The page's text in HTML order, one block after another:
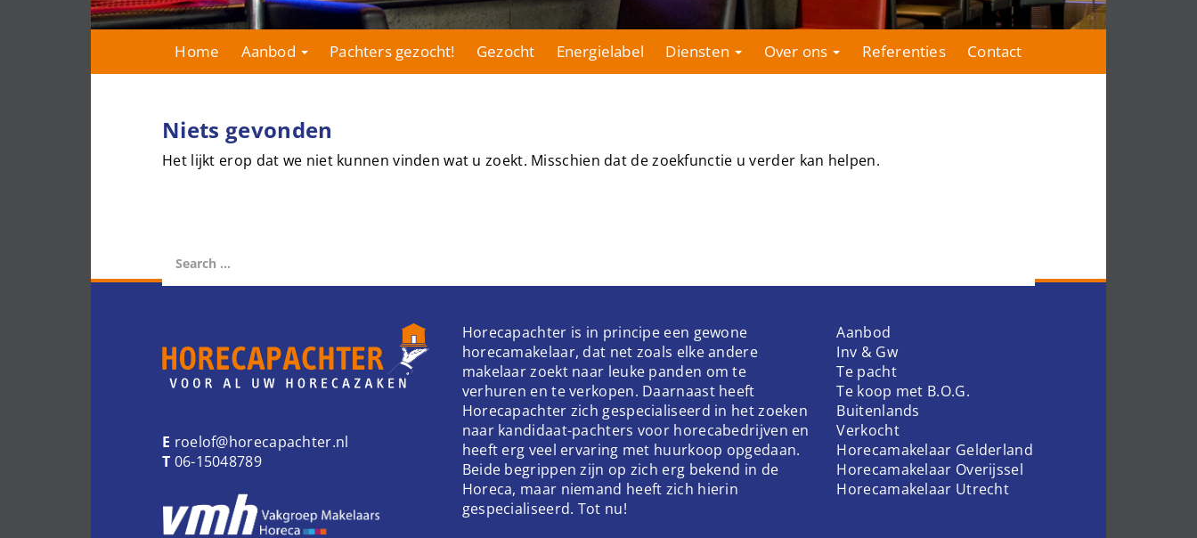
Home Aanbod Pachters gezocht! Gezocht Energielabel Diensten Over ons Referenties Contact
Niets gevonden
Het lijkt erop dat we niet kunnen vinden wat u zoekt. Misschien dat de zoekfunctie u verder kan helpen.
E roelof@horecapachter.nl
T 06-15048789
Horecapachter is in principe een gewone
horecamakelaar, dat net zoals elke andere
makelaar zoekt naar leuke panden om te
verhuren en te verkopen. Daarnaast heeft
Horecapachter zich gespecialiseerd in het zoeken
naar kandidaat-pachters voor horecabedrijven en
heeft erg veel ervaring met huurkoop opgedaan.
Beide begrippen zijn op zich erg bekend in de
Horeca, maar niemand heeft zich hierin
gespecialiseerd. Tot nu!
Aanbod
Inv & Gw
Te pacht
Te koop met B.O.G.
Buitenlands
Verkocht
Horecamakelaar Gelderland
Horecamakelaar Overijssel
Horecamakelaar Utrecht